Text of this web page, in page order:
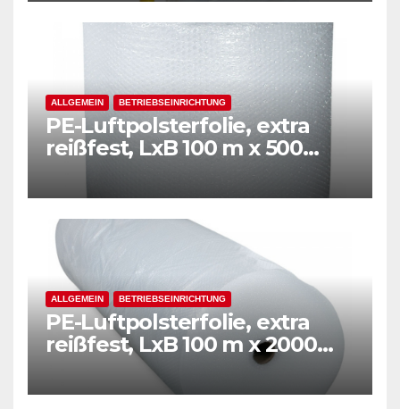
ALLGEMEIN BETRIEBSEINRICHTUNG
PE-Luftpolsterfolie, extra
reißfest, LxB 100 m x 500
mm, Stärke 50 mµ, 2-Schicht-
Folie, transparent
ALLGEMEIN BETRIEBSEINRICHTUNG
PE-Luftpolsterfolie, extra
reißfest, LxB 100 m x 2000
mm, Stärke 50 mµ, 2-Schicht-
Folie, transparent